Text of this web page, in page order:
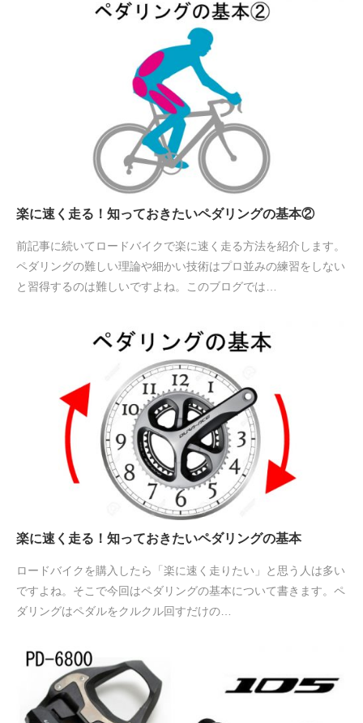
楽に速く走る！知っておきたいペダリングの基本②
前記事に続いてロードバイクで楽に速く走る方法を紹介します。
ペダリングの難しい理論や細かい技術はプロ並みの練習をしない
と習得するのは難しいですよね。このブログでは…
楽に速く走る！知っておきたいペダリングの基本
ロードバイクを購入したら「楽に速く走りたい」と思う人は多い
ですよね。そこで今回はペダリングの基本について書きます。ペ
ダリングはペダルをクルクル回すだけの…